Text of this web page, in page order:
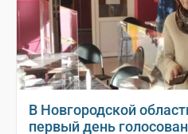
В Новгородской
первый день